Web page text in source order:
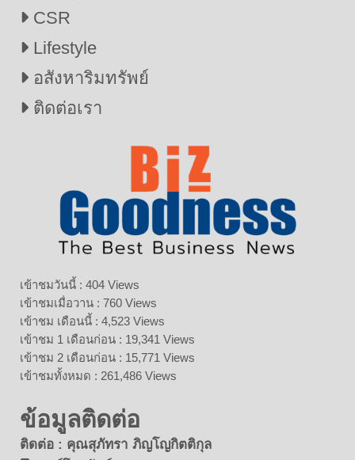
CSR
Lifestyle
อสังหาริมทรัพย์
ติดต่อเรา
เข้าชมวันนี้ : 404 Views
เข้าชมเมื่อวาน : 760 Views
เข้าชม เดือนนี้ : 4,523 Views
เข้าชม 1 เดือนก่อน : 19,341 Views
เข้าชม 2 เดือนก่อน : 15,771 Views
เข้าชมทั้งหมด : 261,486 Views
ข้อมูลติดต่อ
ติดต่อ : คุณสุภัทรา ภิญโญกิตติกุล